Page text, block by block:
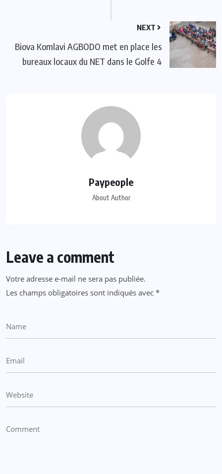
NEXT
Biova Komlavi AGBODO met en place les
bureaux locaux du NET dans le Golfe 4
Paypeople
About Author
Leave a comment
Votre adresse e-mail ne sera pas publiée.
Les champs obligatoires sont indiqués avec *